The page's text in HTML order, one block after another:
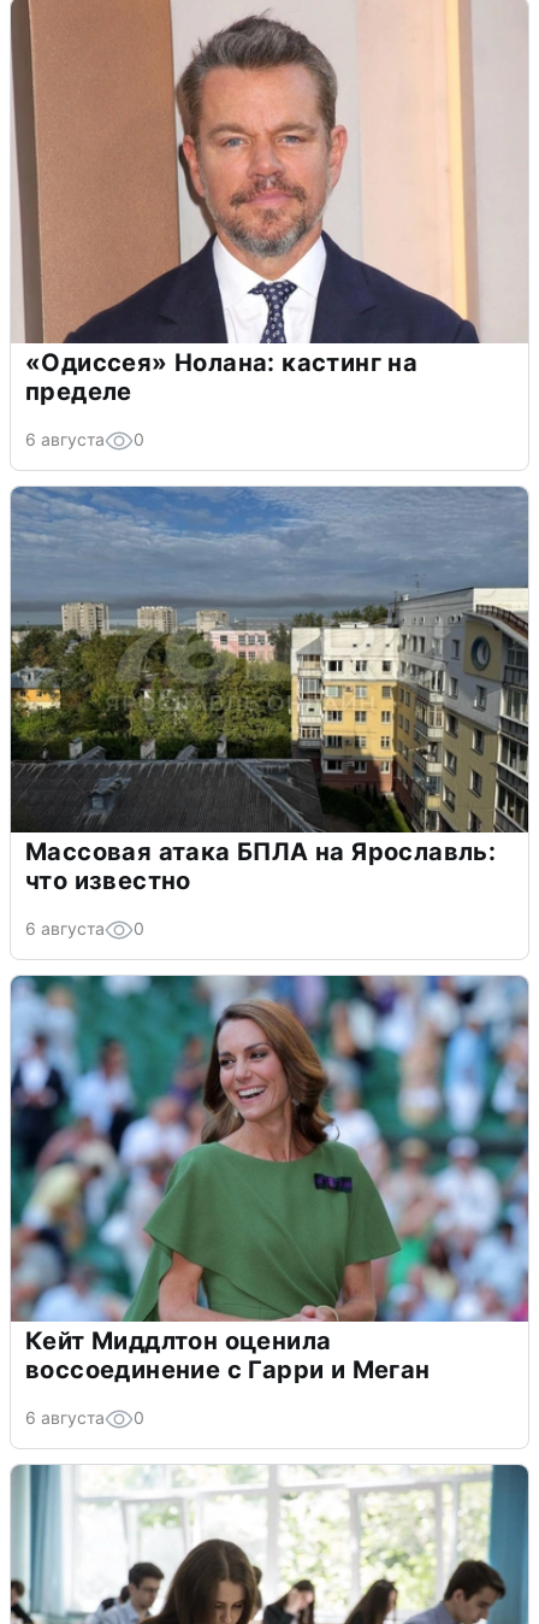
«Одиссея» Нолана: кастинг на
пределе
6 августа 0
Массовая атака БПЛА на Ярославль:
что известно
6 августа 0
Кейт Миддлтон оценила
воссоединение с Гарри и Меган
6 августа 0